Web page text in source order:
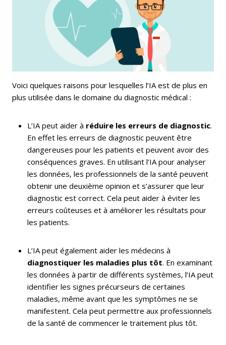
Voici quelques raisons pour lesquelles l’IA est de plus en
plus utilisée dans le domaine du diagnostic médical :
L’IA peut aider à réduire les erreurs de diagnostic.
En effet les erreurs de diagnostic peuvent être
dangereuses pour les patients et peuvent avoir des
conséquences graves. En utilisant l’IA pour analyser
les données, les professionnels de la santé peuvent
obtenir une deuxième opinion et s’assurer que leur
diagnostic est correct. Cela peut aider à éviter les
erreurs coûteuses et à améliorer les résultats pour
les patients.
L’IA peut également aider les médecins à
diagnostiquer les maladies plus tôt. En examinant
les données à partir de différents systèmes, l’IA peut
identifier les signes précurseurs de certaines
maladies, même avant que les symptômes ne se
manifestent. Cela peut permettre aux professionnels
de la santé de commencer le traitement plus tôt.